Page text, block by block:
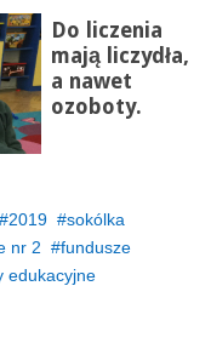
Do liczenia
mają liczydła,
a nawet
ozoboty.
2019
sokólka
nr 2
fundusze
edukacyjne